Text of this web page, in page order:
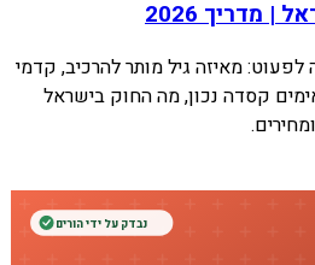
מדריך 2026
לפעוט: מאיזה גיל מותר להרכיב, קדמי
קסדה נכון, מה החוק בישראל
נבדק על ידי הורים